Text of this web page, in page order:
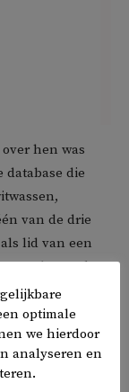
hen was
die
van de drie
lid van een
Bank
zijn
zoals
optimale
we hierdoor
analyseren en